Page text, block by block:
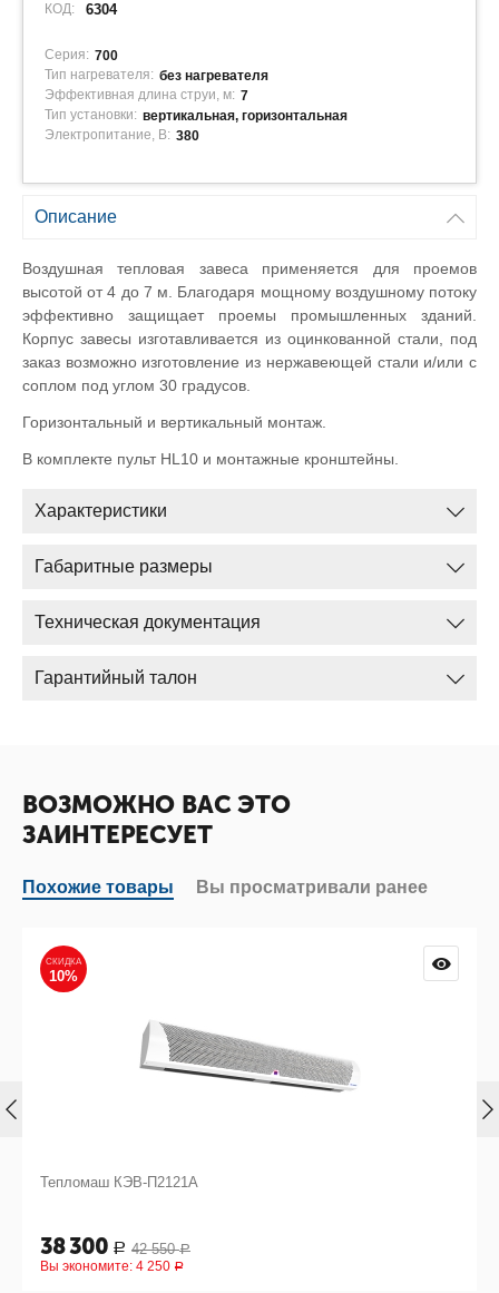
КОД: 6304
Серия: 700
Тип нагревателя: без нагревателя
Эффективная длина струи, м: 7
Тип установки: вертикальная, горизонтальная
Электропитание, В: 380
Описание
Воздушная тепловая завеса применяется для проемов
высотой от 4 до 7 м. Благодаря мощному воздушному потоку
эффективно защищает проемы промышленных зданий.
Корпус завесы изготавливается из оцинкованной стали, под
заказ возможно изготовление из нержавеющей стали и/или с
соплом под углом 30 градусов.
Горизонтальный и вертикальный монтаж.
В комплекте пульт HL10 и монтажные кронштейны.
Характеристики
Габаритные размеры
Техническая документация
Гарантийный талон
ВОЗМОЖНО ВАС ЭТО
ЗАИНТЕРЕСУЕТ
Похожие товары Вы просматривали ранее
СКИДКА
10%
Тепломаш КЭВ-П2121А
38 300 Р 42 550 Р
Вы экономите: 4 250 Р